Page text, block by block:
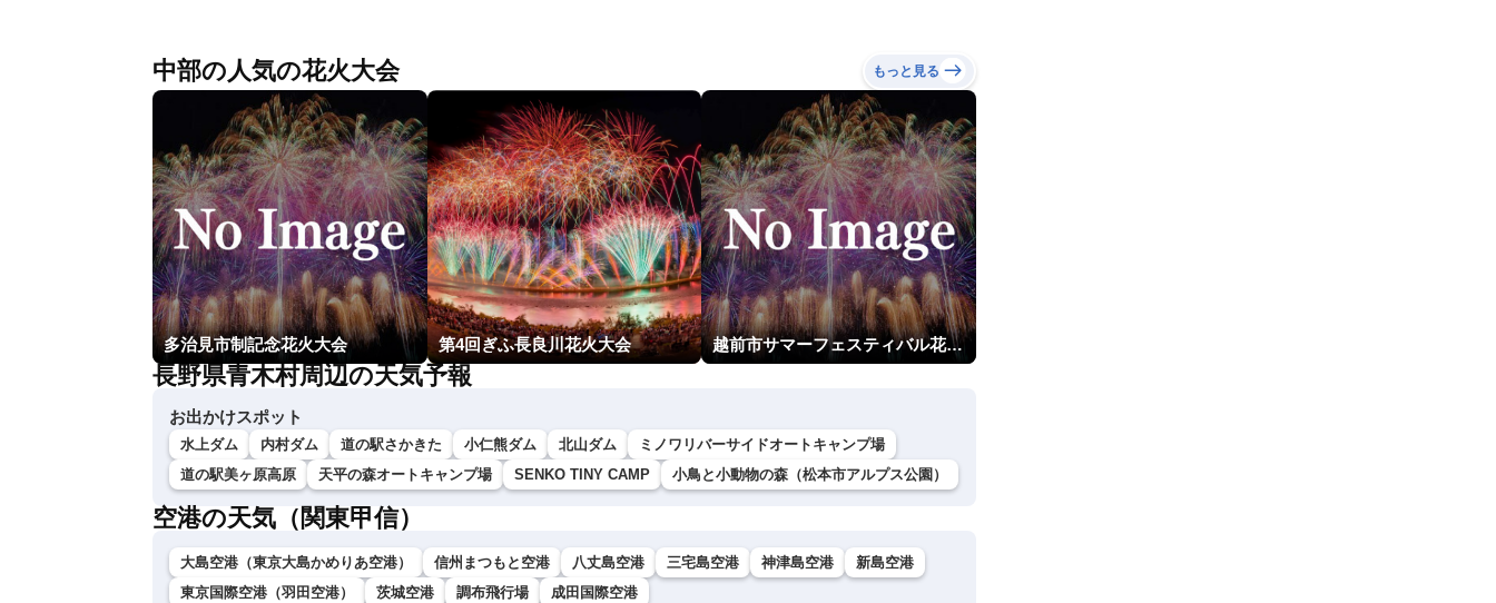
中部の人気の花火大会 もっと見る
多治見市制記念花火大会 第4回ぎふ長良川花火大会 越前市サマーフェスティバル花火大会
長野県青木村周辺の天気予報
お出かけスポット
水上ダム 内村ダム 道の駅さかきた 小仁熊ダム 北山ダム
ミノワリバーサイドオートキャンプ場
道の駅美ヶ原高原
天平の森オートキャンプ場 SENKO TINY CAMP 小鳥と小動物の森（松本市アルプス公園）
空港の天気（関東甲信）
大島空港（東京大島かめりあ空港） 信州まつもと空港 八丈島空港 三宅島空港 神津島空港
新島空港
東京国際空港（羽田空港）
茨城空港 調布飛行場 成田国際空港